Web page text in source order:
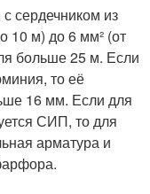
сердечником из
10 м) до 6 мм² (от
больше 25 м. Если
то её
16 мм. Если для
СИП, то для
арматура и